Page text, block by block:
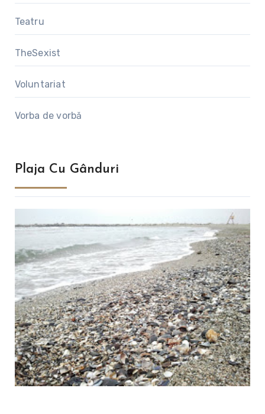
Teatru
TheSexist
Voluntariat
Vorba de vorbă
Plaja Cu Gânduri